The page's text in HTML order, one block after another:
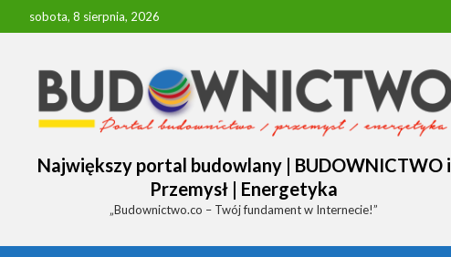
sobota, 8 sierpnia, 2026
Największy portal budowlany | BUDOWNICTWO i
Przemysł | Energetyka
„Budownictwo.co – Twój fundament w Internecie!”